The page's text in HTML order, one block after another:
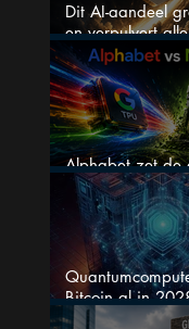
Dit AI-aandeel
en verpulvert alle
verwachtingen,
nog wel
Alphabet zet de
Nvidia met
Bitcoin al in
luidt de alarmbel